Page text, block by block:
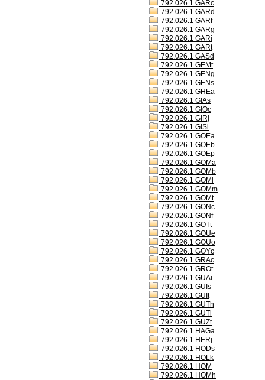
792.026.1 GARc
792.026.1 GARd
792.026.1 GARf
792.026.1 GARg
792.026.1 GARi
792.026.1 GARt
792.026.1 GASd
792.026.1 GEMt
792.026.1 GENg
792.026.1 GENs
792.026.1 GHEa
792.026.1 GIAs
792.026.1 GIOc
792.026.1 GIRj
792.026.1 GISi
792.026.1 GOEa
792.026.1 GOEb
792.026.1 GOEp
792.026.1 GOMa
792.026.1 GOMb
792.026.1 GOMl
792.026.1 GOMm
792.026.1 GOMt
792.026.1 GONc
792.026.1 GONf
792.026.1 GOTt
792.026.1 GOUe
792.026.1 GOUo
792.026.1 GOYc
792.026.1 GRAc
792.026.1 GROt
792.026.1 GUAi
792.026.1 GUIs
792.026.1 GUIt
792.026.1 GUTh
792.026.1 GUTi
792.026.1 GUZt
792.026.1 HAGa
792.026.1 HERj
792.026.1 HODs
792.026.1 HOLk
792.026.1 HOM
792.026.1 HOMh